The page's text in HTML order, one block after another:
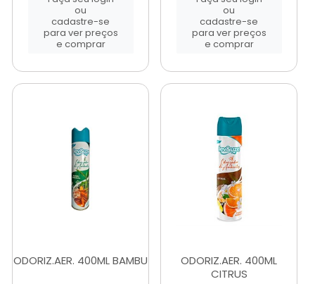
ou
cadastre-se
para ver preços
e comprar
ou
cadastre-se
para ver preços
e comprar
ODORIZ.AER. 400ML BAMBU
ODORIZ.AER. 400ML
CITRUS